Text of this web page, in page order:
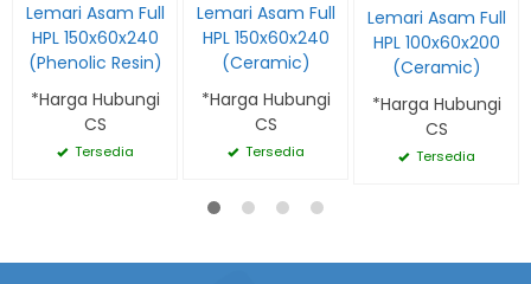
Lemari Asam Full
HPL 150x60x240
(Phenolic Resin)
*Harga Hubungi
CS
Tersedia
Lemari Asam Full
HPL 150x60x240
(Ceramic)
*Harga Hubungi
CS
Tersedia
Lemari Asam Full
HPL 100x60x200
(Ceramic)
*Harga Hubungi
CS
Tersedia